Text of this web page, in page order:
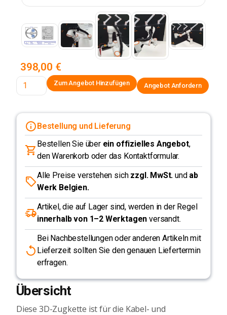
398,00 €
Angebot Anfordern
Bestellung und Lieferung
Bestellen Sie über ein offizielles Angebot,
den Warenkorb oder das Kontaktformular.
Alle Preise verstehen sich zzgl. MwSt. und ab
Werk Belgien.
Artikel, die auf Lager sind, werden in der Regel
innerhalb von 1–2 Werktagen versandt.
Bei Nachbestellungen oder anderen Artikeln mit
Lieferzeit sollten Sie den genauen Liefertermin
erfragen.
Übersicht
Diese 3D-Zugkette ist für die Kabel- und